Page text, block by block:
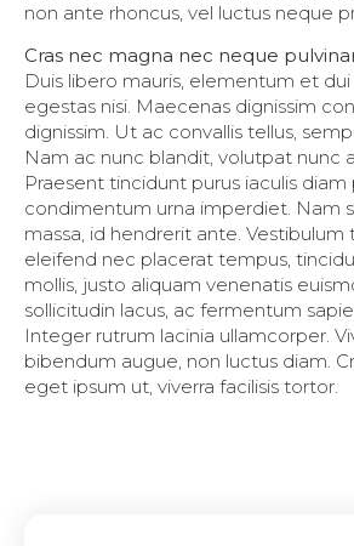
non ante rhoncus, vel luctus neque
Cras nec magna nec neque
Duis libero mauris, elementum et
egestas nisi. Maecenas dignissim
dignissim. Ut ac convallis tellus,
Nam ac nunc blandit, volutpat nunc
Praesent tincidunt purus iaculis diam
condimentum urna imperdiet. Nam
massa, id hendrerit ante. Vestibulum
eleifend nec placerat tempus,
mollis, justo aliquam venenatis
sollicitudin lacus, ac fermentum
Integer rutrum lacinia ullamcorper.
bibendum augue, non luctus diam.
eget ipsum ut, viverra facilisis tortor.